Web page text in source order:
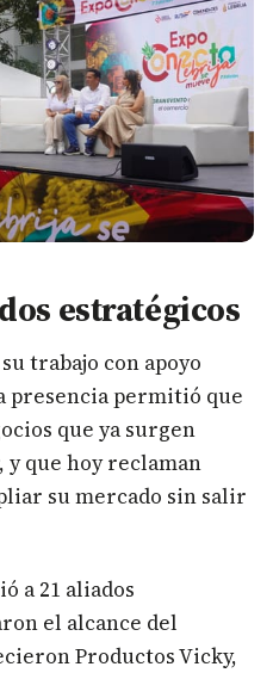
estratégicos
trabajo con apoyo
presencia permitió que
que ya surgen
y que hoy reclaman
su mercado sin salir
a 21 aliados
el alcance del
Productos Vicky,